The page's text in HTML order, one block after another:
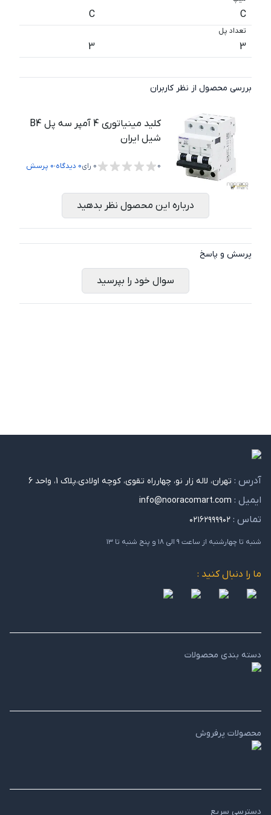
C
C
تعداد پل
3
3
بررسی محصول از نظر کاربران
کلید مینیاتوری 4 آمپر سه پل B4
شیل ایران
0
0 رای0 دیدگاه،0 پرسش
درباره این محصول نظر بدهید
پرسش و پاسخ
سوال خود را بپرسید
آدرس : تهران، لاله زار نو، چهارراه تقوی، کوچه اولادی،پلاک 1، واحد 6
ایمیل : info@nooracomart.com
تماس : ۰۲۱۶۲۹۹۹۹۰۲
شنبه تا چهارشنبه از ساعت ۹ الی ۱۸ و پنج شنبه تا ۱۳
ما را دنبال کنید :
دسته بندی محصولات
محصولات پرفروش
دسترسی سریع